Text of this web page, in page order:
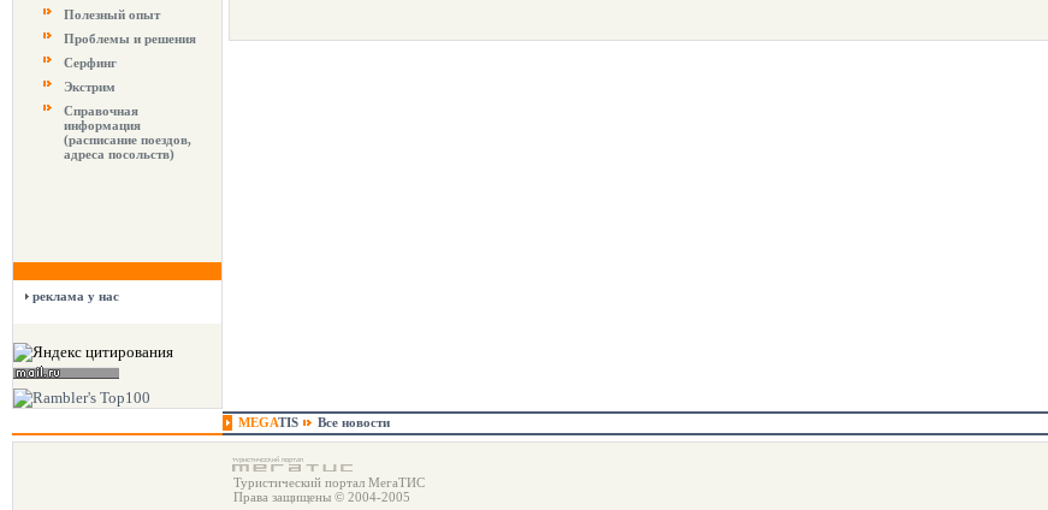
Полезный опыт
Проблемы и решения
Серфинг
Экстрим
Справочная
информация
(расписание поездов,
адреса посольств)
реклама у нас
MEGATIS Все новости
Туристический портал МегаТИС
Права защищены © 2004-2005